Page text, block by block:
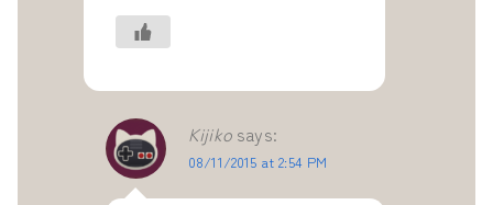
Kijiko says:
08/11/2015 at 2:54 PM